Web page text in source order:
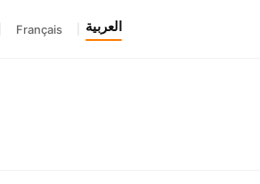
العربية Français